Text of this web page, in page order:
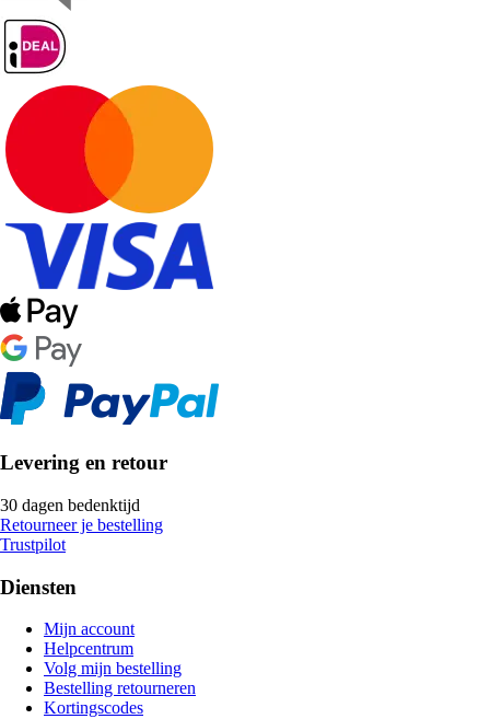
Levering en retour
30 dagen bedenktijd
Retourneer je bestelling
Trustpilot
Diensten
Mijn account
Helpcentrum
Volg mijn bestelling
Bestelling retourneren
Kortingscodes